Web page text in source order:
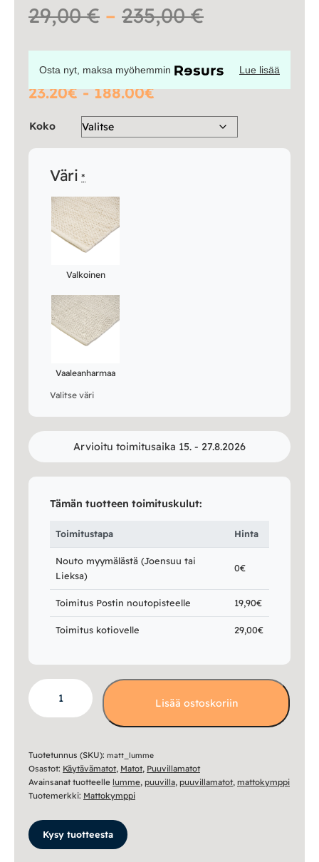
Vuodesohvat
Senioreille
29,00€ – 235,00€
29,00 €
-
235,00 €
Osta nyt, maksa myöhemmin Lue lisää
23.20€ - 188.00€
Koko
Väri *
Valkoinen
Vaaleanharmaa
Valitse väri
Arvioitu toimitusaika 15. - 27.8.2026
Tämän tuotteen toimituskulut:
Toimitustapa Hinta
Nouto myymälästä (Joensuu tai
Lieksa)
0€
Toimitus Postin noutopisteelle 19,90€
Toimitus kotiovelle 29,00€
Lumme
puuvillamatto
määrä
Lisää ostoskoriin
Tuotetunnus (SKU): matt_lumme
Osastot: Käytävämatot, Matot, Puuvillamatot
Avainsanat tuotteelle lumme, puuvilla, puuvillamatot, mattokymppi
Tuotemerkki: Mattokymppi
Kysy tuotteesta